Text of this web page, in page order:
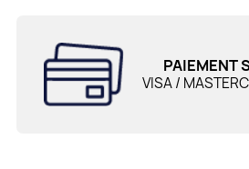
PAIEMENT
VISA /